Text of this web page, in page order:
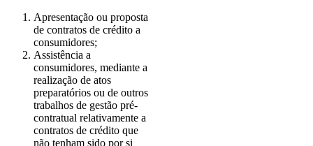
Apresentação ou proposta
de contratos de crédito a
consumidores;
Assistência a
consumidores, mediante a
realização de atos
preparatórios ou de outros
trabalhos de gestão pré-
contratual relativamente a
contratos de crédito que
não tenham sido por si